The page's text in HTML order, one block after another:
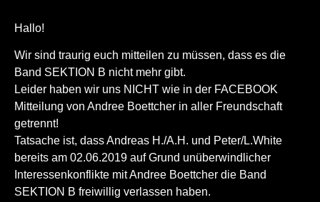
Hallo!
Wir sind traurig euch mitteilen zu müssen, dass es die
Band SEKTION B nicht mehr gibt.
Leider haben wir uns NICHT wie in der FACEBOOK
Mitteilung von Andree Boettcher in aller Freundschaft
getrennt!
Tatsache ist, dass Andreas H./A.H. und Peter/L.White
bereits am 02.06.2019 auf Grund unüberwindlicher
Interessenkonflikte mit Andree Boettcher die Band
SEKTION B freiwillig verlassen haben.